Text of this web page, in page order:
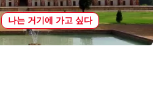
나는 거기에 가고 싶다